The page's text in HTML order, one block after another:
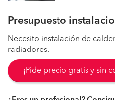
Presupuesto
Necesito instalación de
radiadores.
¡Pide precio gratis y sin